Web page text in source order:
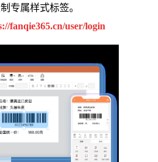
专属样式标签。
fanqie365.cn/user/login